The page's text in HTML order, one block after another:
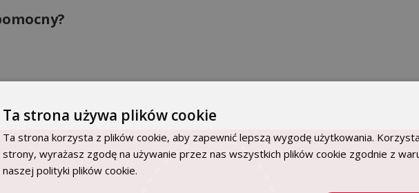
Ta strona używa plików cookie
Ta strona korzysta z plików cookie, aby zapewnić lepszą wygodę użytkowania.
strony, wyrażasz zgodę na używanie przez nas wszystkich plików cookie zgodnie z
naszej polityki plików cookie.